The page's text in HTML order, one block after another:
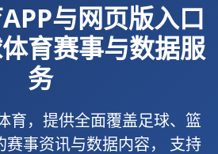
APP与网页版入口
体育赛事与数据服
务
育，提供全面覆盖足球、篮
赛事资讯与数据内容， 支持